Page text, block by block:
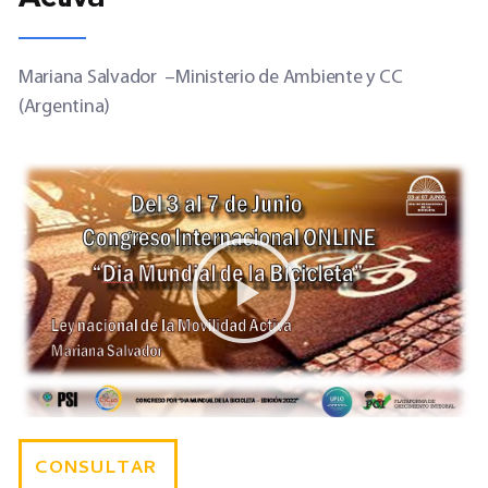
Mariana Salvador –Ministerio de Ambiente y CC
(Argentina)
CONSULTAR